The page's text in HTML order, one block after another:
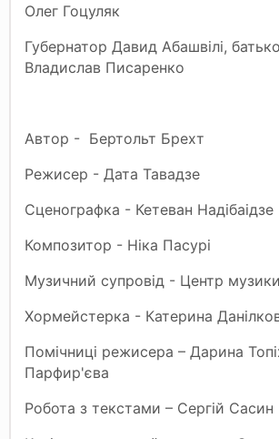
Олег Гоцуляк
Губернатор Давид Абашвілі,
Владислав Писаренко
Автор - Бертольт Брехт
Режисер - Дата Тавадзе
Сценографка - Кетеван Надібаідзе
Композитор - Ніка Пасурі
Музичний супровід - Центр
Хормейстерка - Катерина
Помічниці режисера – Дарина
Парфир'єва
Робота з текстами – Сергій Сасин